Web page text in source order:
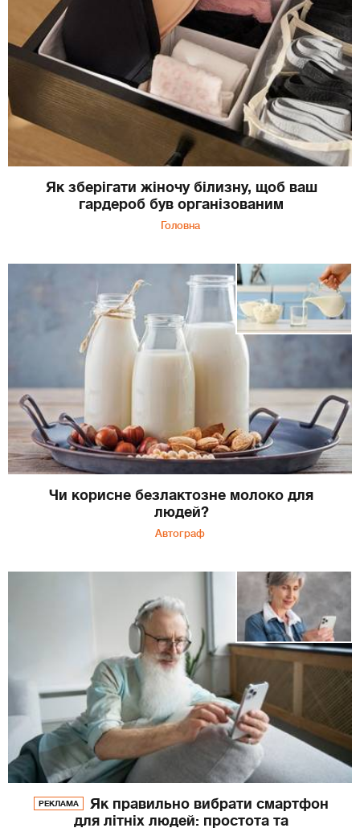
Як зберігати жіночу білизну, щоб ваш
гардероб був організованим
Головна
Чи корисне безлактозне молоко для
людей?
Автограф
РЕКЛАМА
Як правильно вибрати смартфон
для літніх людей: простота та